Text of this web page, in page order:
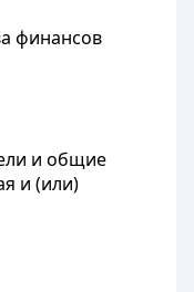
финансов
и общие
и (или)